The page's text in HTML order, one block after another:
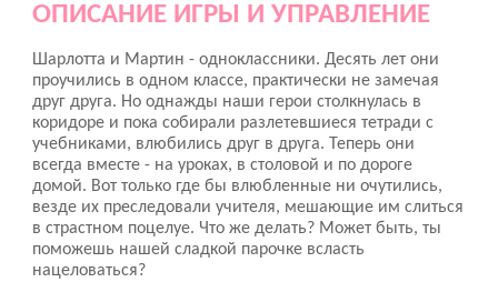
ОПИСАНИЕ ИГРЫ И УПРАВЛЕНИЕ
Шарлотта и Мартин - одноклассники. Десять лет они
проучились в одном классе, практически не замечая
друг друга. Но однажды наши герои столкнулась в
коридоре и пока собирали разлетевшиеся тетради с
учебниками, влюбились друг в друга. Теперь они
всегда вместе - на уроках, в столовой и по дороге
домой. Вот только где бы влюбленные ни очутились,
везде их преследовали учителя, мешающие им слиться
в страстном поцелуе. Что же делать? Может быть, ты
поможешь нашей сладкой парочке всласть
нацеловаться?